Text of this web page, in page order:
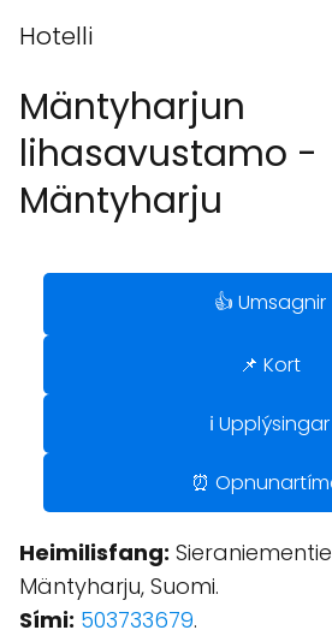
Hotelli
Mäntyharjun
lihasavustamo -
Mäntyharju
👍 Umsagnir
📌 Kort
ℹ️ Upplýsingar
⏰
Heimilisfang:
Mäntyharju, Suomi.
Sími: 503733679.